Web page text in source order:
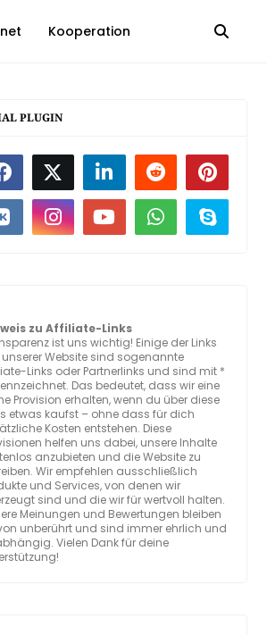
Kooperation
PLUGIN
zu Affiliate-Links
ist uns wichtig! Einige der Links
Website sind sogenannte
Links oder Partnerlinks und sind mit *
Das bedeutet, dass wir eine
Provision erhalten, wenn du über diese
etwas kaufst – ohne dass für dich
Kosten entstehen. Diese
helfen uns dabei, unsere Inhalte
anzubieten und die Website zu
Wir empfehlen ausschließlich
und Services, von denen wir
sind und die wir für wertvoll halten.
Meinungen und Bewertungen bleiben
unberührt und sind immer ehrlich und
Vielen Dank für deine